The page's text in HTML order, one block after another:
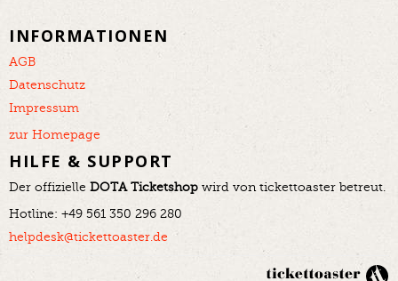
INFORMATIONEN
AGB
Datenschutz
Impressum
zur Homepage
HILFE & SUPPORT
Der offizielle DOTA Ticketshop wird von tickettoaster betreut.
Hotline: +49 561 350 296 280
helpdesk@tickettoaster.de